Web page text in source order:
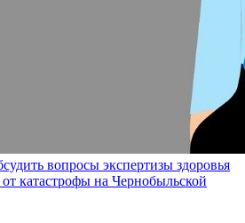
вопросы экспертизы здоровья
катастрофы на Чернобыльской